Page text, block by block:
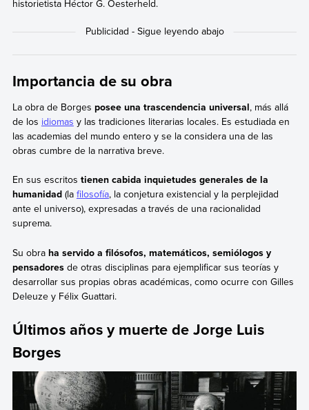
historietista Héctor G. Oesterheld.
Importancia de su obra
La obra de Borges posee una trascendencia universal, más allá
de los idiomas y las tradiciones literarias locales. Es estudiada en
las academias del mundo entero y se la considera una de las
obras cumbre de la narrativa breve.
En sus escritos tienen cabida inquietudes generales de la
humanidad(la filosofía, la conjetura existencial y la perplejidad
ante el universo), expresadas a través de una racionalidad
suprema.
Su obra ha servido a filósofos, matemáticos, semiólogos y
pensadoresde otras disciplinas para ejemplificar sus teorías y
desarrollar sus propias obras académicas, como ocurre con Gilles
Deleuze y Félix Guattari.
Últimos años y muerte de Jorge Luis
Borges